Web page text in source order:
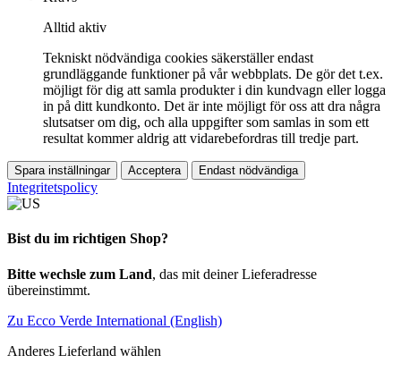
Alltid aktiv
Tekniskt nödvändiga cookies säkerställer endast
grundläggande funktioner på vår webbplats. De gör det t.ex.
möjligt för dig att samla produkter i din kundvagn eller logga
in på ditt kundkonto. Det är inte möjligt för oss att dra några
slutsatser om dig, och alla uppgifter som samlas in som ett
resultat kommer aldrig att vidarebefordras till tredje part.
Spara inställningar Acceptera Endast nödvändiga
Integritetspolicy
Bist du im richtigen Shop?
Bitte wechsle zum Land, das mit deiner Lieferadresse
übereinstimmt.
Zu Ecco Verde International (English)
Anderes Lieferland wählen